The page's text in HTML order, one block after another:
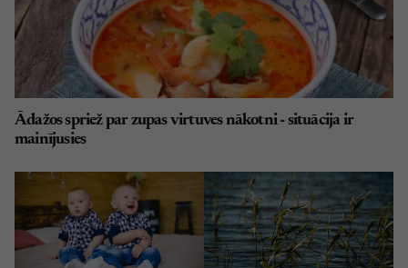
Ādažos spriež par zupas virtuves nākotni - situācija ir
mainījusies